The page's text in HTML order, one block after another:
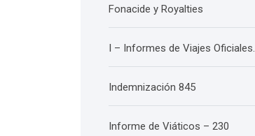
Fonacide y Royalties
I – Informes de Viajes Oficiales.
Indemnización 845
Informe de Viáticos – 230